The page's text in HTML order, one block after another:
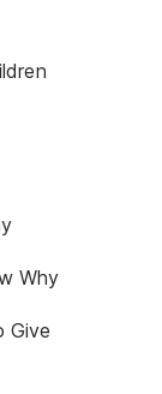
Why
Give